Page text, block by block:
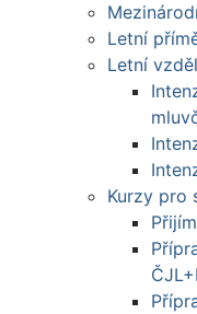
Letní
Letní
Kurzy pro